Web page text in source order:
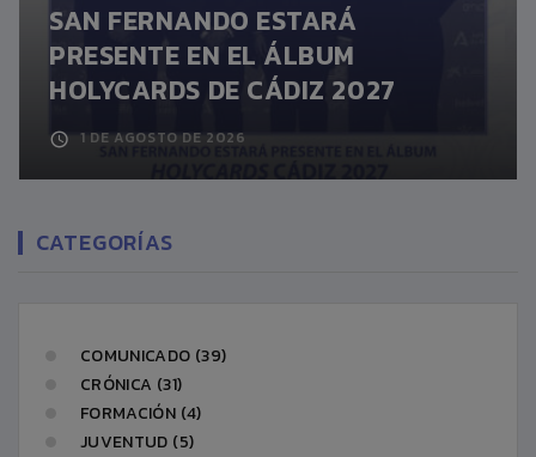
SAN FERNANDO ESTARÁ
PRESENTE EN EL ÁLBUM
HOLYCARDS DE CÁDIZ 2027
1 DE AGOSTO DE 2026
CATEGORÍAS
COMUNICADO (39)
CRÓNICA (31)
FORMACIÓN (4)
JUVENTUD (5)